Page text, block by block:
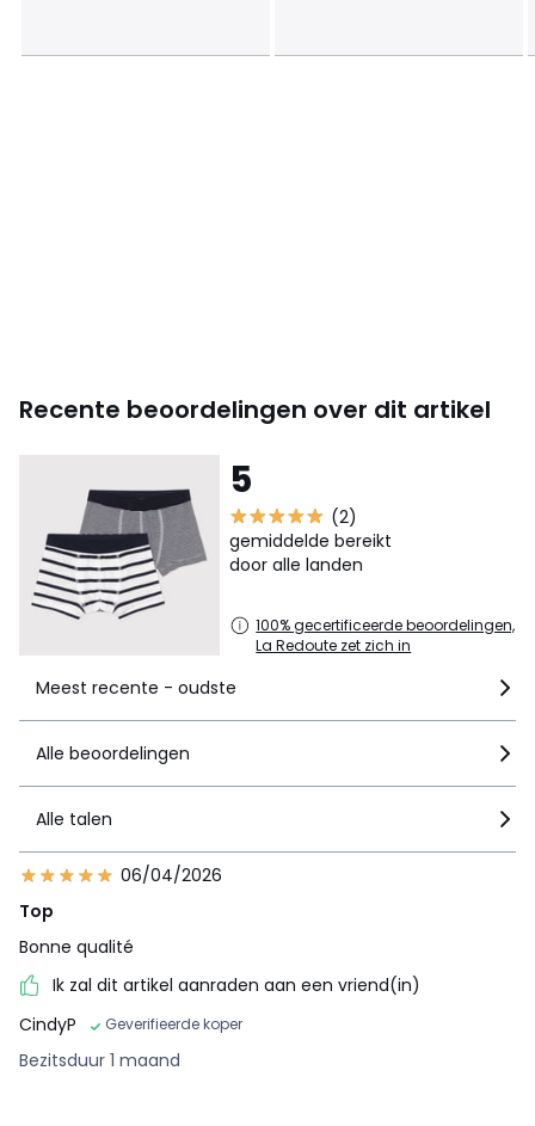
Recente beoordelingen over dit artikel
5
(2)
gemiddelde bereikt
door alle landen
100% gecertificeerde beoordelingen,
La Redoute zet zich in
Meest recente - oudste
Alle beoordelingen
Alle talen
06/04/2026
Top
Bonne qualité
Ik zal dit artikel aanraden aan een vriend(in)
CindyP
Geverifieerde koper
Bezitsduur 1 maand